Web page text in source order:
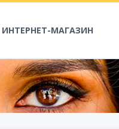
ИНТЕРНЕТ-МАГАЗИН